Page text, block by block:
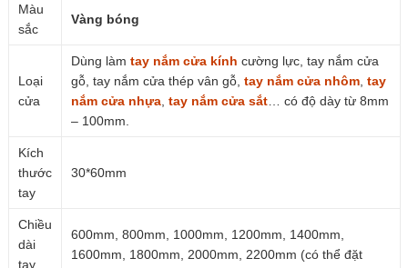
Màu
sắc
Vàng bóng
Loại
cửa
Dùng làm tay nắm cửa kính cường lực, tay nắm cửa
gỗ, tay nắm cửa thép vân gỗ, tay nắm cửa nhôm, tay
nắm cửa nhựa, tay nắm cửa sắt… có độ dày từ 8mm
– 100mm.
Kích
thước
tay
30*60mm
Chiều
dài
tay
600mm, 800mm, 1000mm, 1200mm, 1400mm,
1600mm, 1800mm, 2000mm, 2200mm (có thể đặt